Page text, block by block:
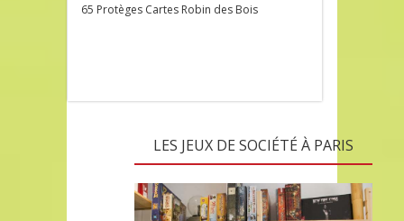
65 Protèges Cartes Robin des Bois
LES JEUX DE SOCIÉTÉ À PARIS